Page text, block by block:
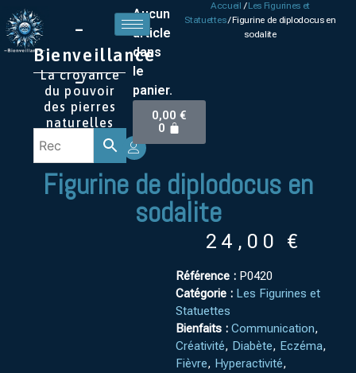
–
Bienveillance
–
La croyance
du pouvoir
des pierres
naturelles
Aucun
article
dans
le
panier.
0,00€
0
Accueil /Les Figurines et
Statuettes/ Figurine de diplodocus en
sodalite
Figurine de diplodocus en
sodalite
24,00 €
Référence : P0420
Catégorie : Les Figurines et
Statuettes
Bienfaits : Communication,
Créativité, Diabète, Eczéma,
Fièvre, Hyperactivité,